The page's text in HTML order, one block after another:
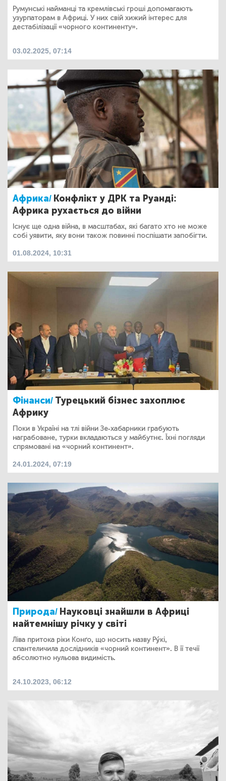
Румунські найманці та кремлівські гроші допомагають
узурпаторам в Африці. У них свій хижий інтерес для
дестабілізації «чорного континенту».
03.02.2025, 07:14
Африка/ Конфлікт у ДРК та Руанді:
Африка рухається до війни
Існує ще одна війна, в масштабах, які багато хто не може
собі уявити, яку вони також повинні поспішати запобігти.
01.08.2024, 10:31
Фінанси/ Турецький бізнес захоплює
Африку
Поки в Україні на тлі війни Зе-хабарники грабують
награбоване, турки вкладаються у майбутнє. Їхні погляди
спрямовані на «чорний континент».
24.01.2024, 07:19
Природа/ Науковці знайшли в Африці
найтемнішу річку у світі
Ліва притока ріки Конґо, що носить назву Рýкі,
спантеличила дослідників «чорний континент». В її течії
абсолютно нульова видимість.
24.10.2023, 06:12